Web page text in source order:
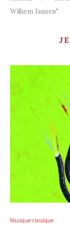
Wilhem Jansen"
Musique classique